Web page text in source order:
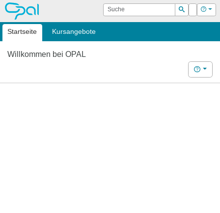
OPAL Suche
Suchen
Login Hilfe
Startseite Kursangebote
Willkommen bei OPAL
Hilfe